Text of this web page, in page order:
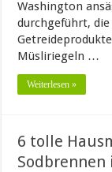
Washington
durchgeführt,
Müsliriegeln …
Weiterlesen »
6 tolle